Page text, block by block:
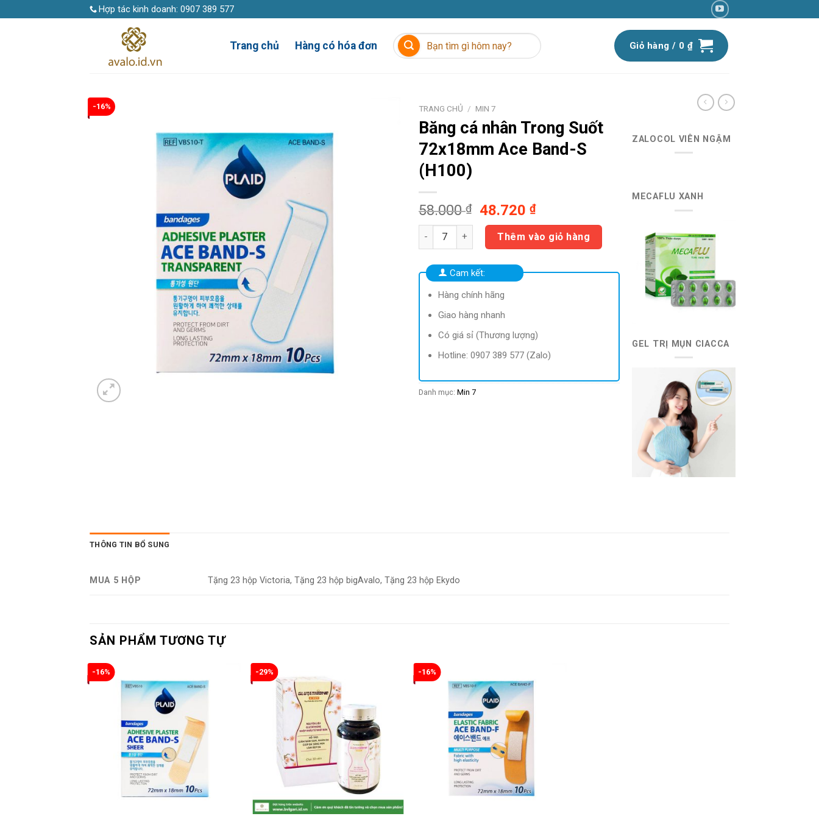
to
Hợp tác kinh doanh: 0907 389 577
Trang chủ Hàng có hóa đơn
Tìm
kiếm:
Giỏ hàng / 0 ₫
-16% TRANG CHỦ / MIN 7
Băng cá nhân Trong Suốt
72x18mm Ace Band-S
(H100)
58.000₫
Giá
gốc
58.000 ₫.
48.720₫Giá
hiện
tại
là:
48.720 ₫.
Băng cá nhân Trong Suốt 72x18mm Ace Band-S (H100) số lượng
Thêm vào giỏ hàng
Cam kết:
Hàng chính hãng
Giao hàng nhanh
Có giá sỉ (Thương lượng)
Hotline: 0907 389 577 (Zalo)
Danh mục: Min 7
ZALOCOL VIÊN NGẬM
MECAFLU XANH
GEL TRỊ MỤN CIACCA
THÔNG TIN BỔ SUNG
MUA 5 HỘP Tặng 23 hộp Victoria, Tặng 23 hộp bigAvalo, Tặng 23 hộp Ekydo
SẢN PHẨM TƯƠNG TỰ
-16% -29% -16%